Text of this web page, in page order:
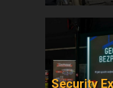
Security